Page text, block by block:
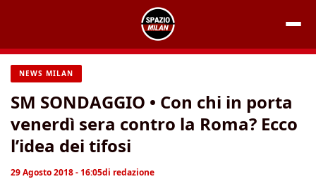
contenuto
NEWS MILAN
SM SONDAGGIO • Con chi in porta
venerdì sera contro la Roma? Ecco
l’idea dei tifosi
29 Agosto 2018 - 16:05di redazione